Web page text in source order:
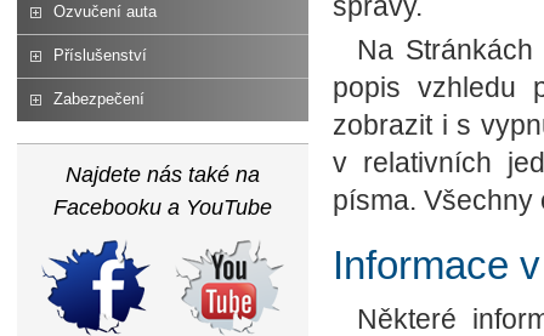
Ozvučení auta
Příslušenství
Zabezpečení
Najdete nás také na
Facebooku a YouTube
Na
popis vzhledu
zobrazit i s
v relativních
písma. Všechny
Informace
Některé